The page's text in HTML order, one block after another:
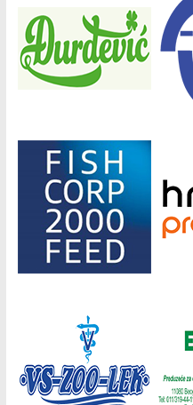
Донатори